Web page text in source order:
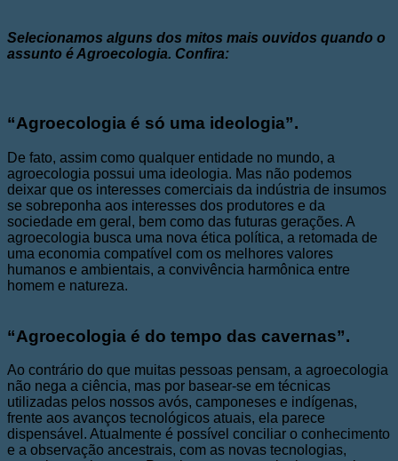
Selecionamos alguns dos mitos mais ouvidos quando o
assunto é Agroecologia. Confira:
“Agroecologia é só uma ideologia”.
De fato, assim como qualquer entidade no mundo, a
agroecologia possui uma ideologia. Mas não podemos
deixar que os interesses comerciais da indústria de insumos
se sobreponha aos interesses dos produtores e da
sociedade em geral, bem como das futuras gerações. A
agroecologia busca uma nova ética política, a retomada de
uma economia compatível com os melhores valores
humanos e ambientais, a convivência harmônica entre
homem e natureza.
“Agroecologia é do tempo das cavernas”.
Ao contrário do que muitas pessoas pensam, a agroecologia
não nega a ciência, mas por basear-se em técnicas
utilizadas pelos nossos avós, camponeses e indígenas,
frente aos avanços tecnológicos atuais, ela parece
dispensável. Atualmente é possível conciliar o conhecimento
e a observação ancestrais, com as novas tecnologias,